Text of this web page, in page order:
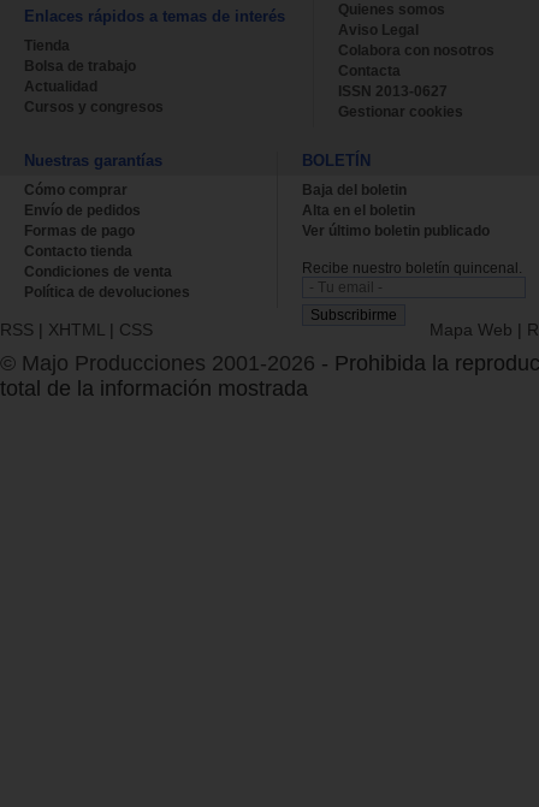
Enlaces rápidos a temas de interés
Tienda
Bolsa de trabajo
Actualidad
Cursos y congresos
Quienes somos
Aviso Legal
Colabora con nosotros
Contacta
ISSN 2013-0627
Gestionar cookies
Nuestras garantías
Cómo comprar
Envío de pedidos
Formas de pago
Contacto tienda
Condiciones de venta
Política de devoluciones
BOLETÍN
Baja del boletin
Alta en el boletin
Ver último boletin publicado
Recibe nuestro boletín quincenal.
RSS | XHTML | CSS Mapa Web |
© Majo Producciones 2001-2026 - Prohibida la
total de la información mostrada